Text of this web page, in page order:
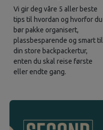
Vi gir deg våre 5 aller beste
tips til hvordan og hvorfor du
bør pakke organisert,
plassbesparende og smart til
din store backpackertur,
enten du skal reise første
eller endte gang.